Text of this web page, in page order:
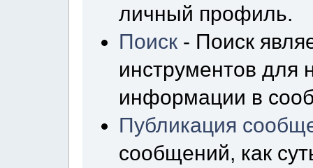
личный профиль.
Поиск - Поиск
инструментов для
информации в
Публикация
сообщений, как